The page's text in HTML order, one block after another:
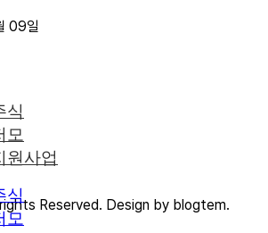
09일
Reserved. Design by blogtem.
식
모
원사업
식
모